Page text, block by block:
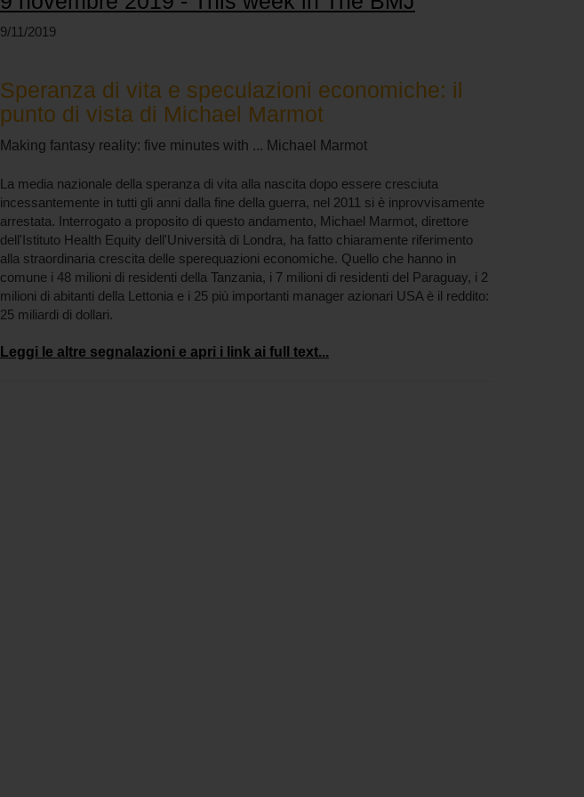
9/11/2019
Speranza di vita e speculazioni economiche: il
punto di vista di Michael Marmot
Making fantasy reality: five minutes with ... Michael Marmot
La media nazionale della speranza di vita alla nascita dopo essere cresciuta
incessantemente in tutti gli anni dalla fine della guerra, nel 2011 si è inprovvisamente
arrestata. Interrogato a proposito di questo andamento, Michael Marmot, direttore
dell'Istituto Health Equity dell'Università di Londra, ha fatto chiaramente riferimento
alla straordinaria crescita delle sperequazioni economiche. Quello che hanno in
comune i 48 milioni di residenti della Tanzania, i 7 milioni di residenti del Paraguay, i 2
milioni di abitanti della Lettonia e i 25 più importanti manager azionari USA è il reddito:
25 miliardi di dollari.
Leggi le altre segnalazioni e apri i link ai full text...